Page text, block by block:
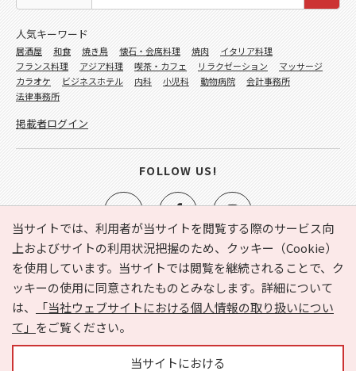
当サイトでは、利用者が当サイトを閲覧する際のサービス向
上およびサイトの利用状況把握のため、クッキー（Cookie）
を使用しています。当サイトでは閲覧を継続されることで、ク
ッキーの使用に同意されたものとみなします。詳細について
は、
「当社ウェブサイトにおける個人情報の取り扱いについ
て」 をご覧ください。
当サイトにおける
e-NAVITA（イーナビタ）とは？ お気に入り
ヘルプ
利用規約
個人情報の取り扱いについて
運営会社
サイトマップ
広告掲載に関するお問い合わせ
人気キーワード
居酒屋 和食 焼き鳥 懐石・会席料理 焼肉
イタリア料理
フランス料理
アジア料理 喫茶・カフェ リラクゼーション
マッサージ
カラオケ
ビジネスホテル 内科 小児科 動物病院
会計事務所
法律事務所
掲載者ログイン
FOLLOW US!